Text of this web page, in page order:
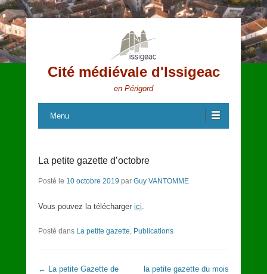
Cité médiévale d'Issigeac
en Périgord
Menu
La petite gazette d’octobre
Posté le 10 octobre 2019 par Guy VANTOMME
Vous pouvez la télécharger ici.
Posté dans La petite gazette, Publications
Navigation dans les articles
← La petite Gazette de
la petite gazette du mois